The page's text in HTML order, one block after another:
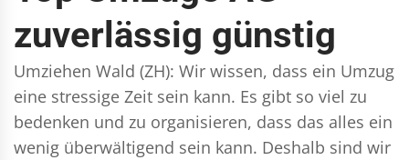
zuverlässig günstig
Umziehen Wald (ZH): Wir wissen, dass ein Umzug
eine stressige Zeit sein kann. Es gibt so viel zu
bedenken und zu organisieren, dass das alles ein
wenig überwältigend sein kann. Deshalb sind wir